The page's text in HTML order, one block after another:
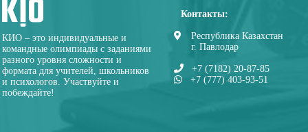
КИО – это индивидуальные и
командные олимпиады с заданиями
разного уровня сложности и
формата для учителей, школьников
и психологов. Участвуйте и
побеждайте!
Контакты:
Республика Казахстан
г. Павлодар
+7 (7182) 20-87-85
+7 (777) 403-93-51